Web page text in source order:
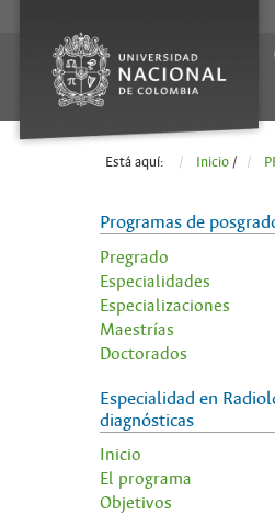
Está aquí: Inicio /
Programas de
Pregrado
Especialidades
Especializaciones
Maestrías
Doctorados
Especialidad en
diagnósticas
Inicio
El programa
Objetivos